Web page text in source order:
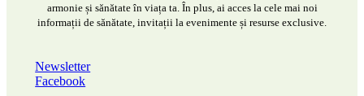
armonie și sănătate în viața ta. În plus, ai acces la cele mai noi
informații de sănătate, invitații la evenimente și resurse exclusive.
Newsletter
Facebook